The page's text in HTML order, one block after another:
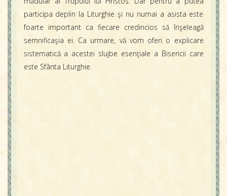
participa deplin la Liturghie şi nu numai a asista este
foarte important ca fiecare credincios să înşeleagă
semnificaşia ei. Ca urmare, vă vom oferi o explicare
sistematică a acestei slujbe esenţiale a Bisericii care
este Sfânta Liturghie.